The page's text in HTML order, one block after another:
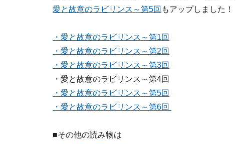
愛と故意のラビリンス～第5回 もアップしました！
・愛と故意のラビリンス～第1回
・愛と故意のラビリンス～第2回
・愛と故意のラビリンス～第3回
・愛と故意のラビリンス～第4回
・愛と故意のラビリンス～第5回
・愛と故意のラビリンス～第6回
■その他の読み物は